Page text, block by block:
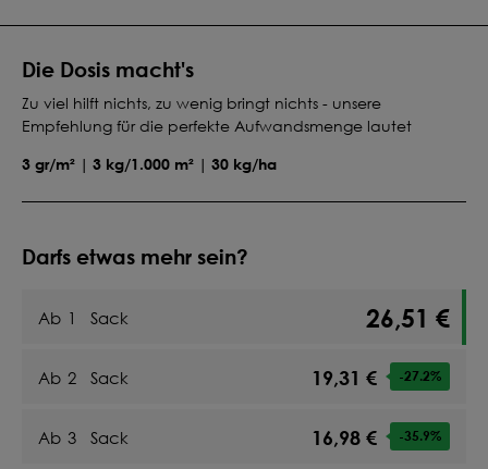
6.5 % Hornklee | Leo
4.5 % Goldhafer | Trisett
Die Dosis macht's
Zu viel hilft nichts, zu wenig bringt nichts - unsere
Empfehlung für die perfekte Aufwandsmenge lautet
3 gr/m² | 3 kg/1.000 m² | 30 kg/ha
Darfs etwas mehr sein?
Ab 1 Sack 26,51 €
Ab 2 Sack 19,31 € -27.2%
Ab 3 Sack 16,98 € -35.9%